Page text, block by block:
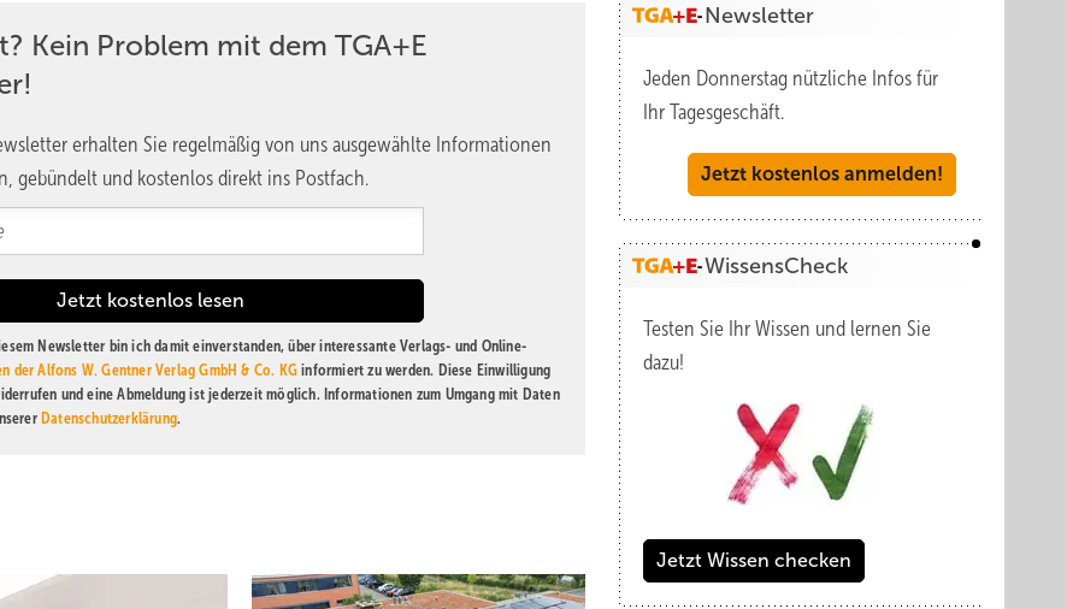
Kein Problem mit dem TGA+E
erhalten Sie regelmäßig von uns ausgewählte Informationen
gebündelt und kostenlos direkt ins Postfach.
Newsletter bin ich damit einverstanden, über interessante Verlags- und Online-
der Alfons W. Gentner Verlag GmbH & Co. KG informiert zu werden. Diese Einwilligung
und eine Abmeldung ist jederzeit möglich. Informationen zum Umgang mit Daten
Datenschutzerklärung.
Newsletter
Jeden Donnerstag nützliche Infos für
Ihr Tagesgeschäft.
Jetzt kostenlos anmelden!
WissensCheck
Testen Sie Ihr Wissen und lernen Sie
dazu!
Jetzt Wissen checken